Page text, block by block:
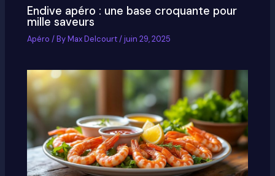
Endive apéro : une base croquante pour
mille saveurs
Apéro / ByMax Delcourt/juin 29, 2025